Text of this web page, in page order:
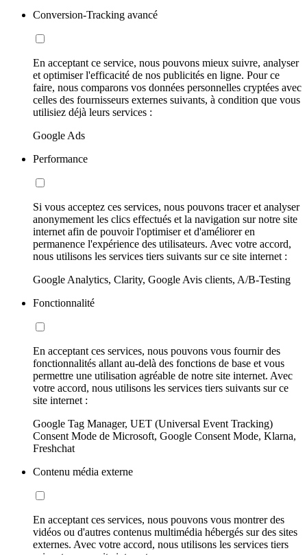
Conversion-Tracking avancé
En acceptant ce service, nous pouvons mieux suivre, analyser
et optimiser l'efficacité de nos publicités en ligne. Pour ce
faire, nous comparons vos données personnelles cryptées avec
celles des fournisseurs externes suivants, à condition que vous
utilisiez déjà leurs services :
Google Ads
Performance
Si vous acceptez ces services, nous pouvons tracer et analyser
anonymement les clics effectués et la navigation sur notre site
internet afin de pouvoir l'optimiser et d'améliorer en
permanence l'expérience des utilisateurs. Avec votre accord,
nous utilisons les services tiers suivants sur ce site internet :
Google Analytics, Clarity, Google Avis clients, A/B-Testing
Fonctionnalité
En acceptant ces services, nous pouvons vous fournir des
fonctionnalités allant au-delà des fonctions de base et vous
permettre une utilisation agréable de notre site internet. Avec
votre accord, nous utilisons les services tiers suivants sur ce
site internet :
Google Tag Manager, UET (Universal Event Tracking)
Consent Mode de Microsoft, Google Consent Mode, Klarna,
Freshchat
Contenu média externe
En acceptant ces services, nous pouvons vous montrer des
vidéos ou d'autres contenus multimédia hébergés sur des sites
externes. Avec votre accord, nous utilisons les services tiers